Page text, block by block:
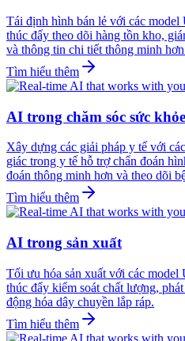
Tái định hình bán lẻ với các
thúc đẩy theo dõi hàng tồn kho,
và thông tin chi tiết thông minh
Tìm hiểu thêm
AI trong chăm sóc sức khỏe
Xây dựng các giải pháp y tế với
giác trong y tế hỗ trợ chẩn đoán
đoán thông minh hơn và theo dõi
Tìm hiểu thêm
AI trong sản xuất
Tối ưu hóa sản xuất với các
thúc đẩy kiểm soát chất lượng,
động hóa dây chuyền lắp ráp.
Tìm hiểu thêm